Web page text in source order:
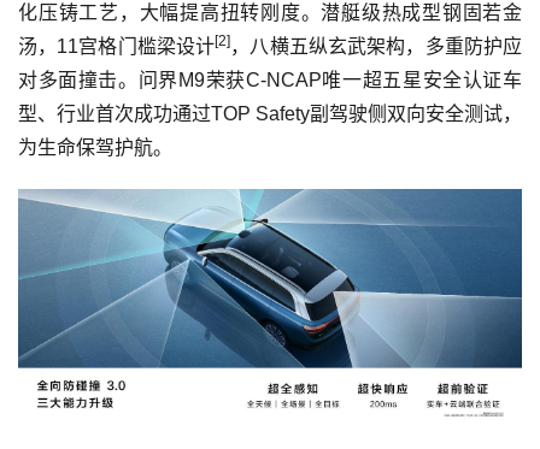
化压铸工艺，大幅提高扭转刚度。潜艇级热成型钢固若金
汤，11宫格门槛梁设计[2] ，八横五纵玄武架构，多重防护应
对多面撞击。问界M9荣获C-NCAP唯一超五星安全认证车
型、行业首次成功通过TOP Safety副驾驶侧双向安全测试，
为生命保驾护航。